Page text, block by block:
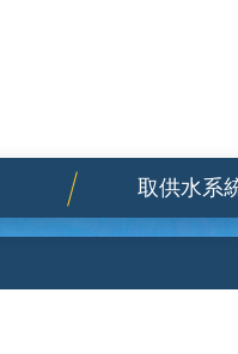
取供水系